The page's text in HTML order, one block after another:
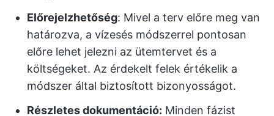
Előrejelzhetőség: Mivel a terv előre meg van
határozva, a vízesés módszerrel pontosan
előre lehet jelezni az ütemtervet és a
költségeket. Az érdekelt felek értékelik a
módszer által biztosított bizonyosságot.
Részletes dokumentáció: Minden fázist